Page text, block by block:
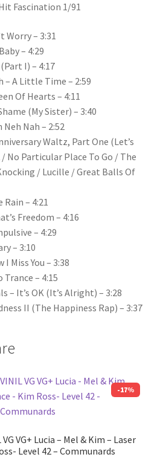
Fascination 1/91
Worry – 3:31
– 4:29
I) – 4:17
– A Little Time – 2:59
Of Hearts – 4:11
(My Sister) – 3:40
Neh Nah – 2:52
Waltz, Part One (Let’s
/ No Particular Place To Go / The
/ Lucille / Great Balls Of
Rain – 4:21
Freedom – 4:16
– 4:29
– 3:10
I Miss You – 3:38
– 4:15
– It’s OK (It’s Alright) – 3:28
II (The Happiness Rap) – 3:37
-17%
Kim Ross- Level 42 – Communards